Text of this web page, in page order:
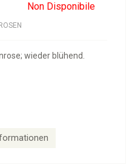
Non Disponibile
wieder blühend.